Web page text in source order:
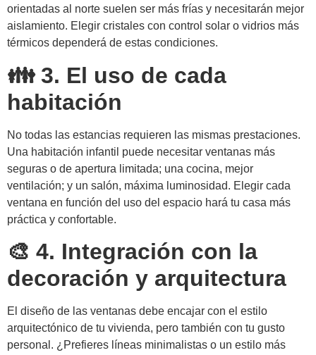
orientadas al norte suelen ser más frías y necesitarán mejor
aislamiento. Elegir cristales con control solar o vidrios más
térmicos dependerá de estas condiciones.
👪 3. El uso de cada
habitación
No todas las estancias requieren las mismas prestaciones.
Una habitación infantil puede necesitar ventanas más
seguras o de apertura limitada; una cocina, mejor
ventilación; y un salón, máxima luminosidad. Elegir cada
ventana en función del uso del espacio hará tu casa más
práctica y confortable.
🎨 4. Integración con la
decoración y arquitectura
El diseño de las ventanas debe encajar con el estilo
arquitectónico de tu vivienda, pero también con tu gusto
personal. ¿Prefieres líneas minimalistas o un estilo más